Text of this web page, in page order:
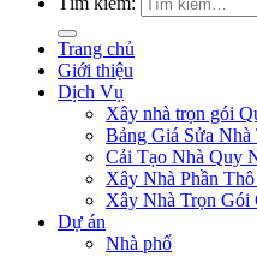
Trang chủ
Giới thiệu
Dịch Vụ
Xây nhà trọn gói
Bảng Giá Sửa
Cải Tạo Nhà Quy
Xây Nhà Phần
Xây Nhà Trọn Gói
Dự án
Nhà phố